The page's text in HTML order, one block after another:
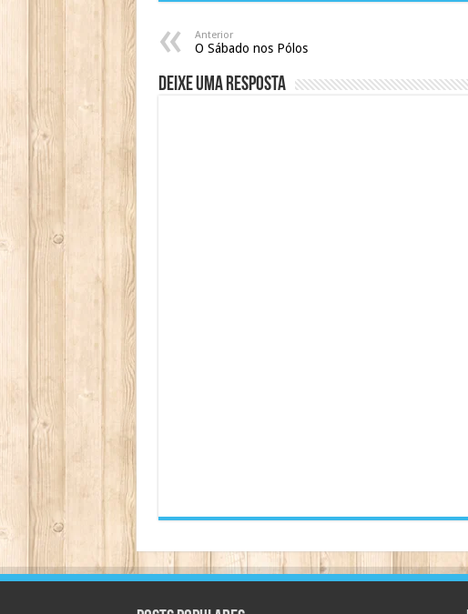
Anterior
O Sábado nos Pólos
Deixe uma resposta